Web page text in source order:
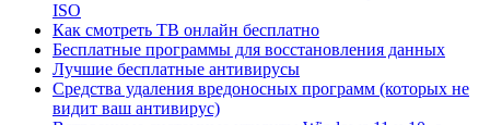
ISO
Как смотреть ТВ онлайн бесплатно
Бесплатные программы для восстановления данных
Лучшие бесплатные антивирусы
Средства удаления вредоносных программ (которых не
видит ваш антивирус)